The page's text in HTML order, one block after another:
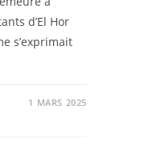
d’El Hor
s’exprimait
1 MARS 2025